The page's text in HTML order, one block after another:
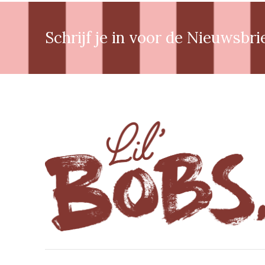
Schrijf je in voor de